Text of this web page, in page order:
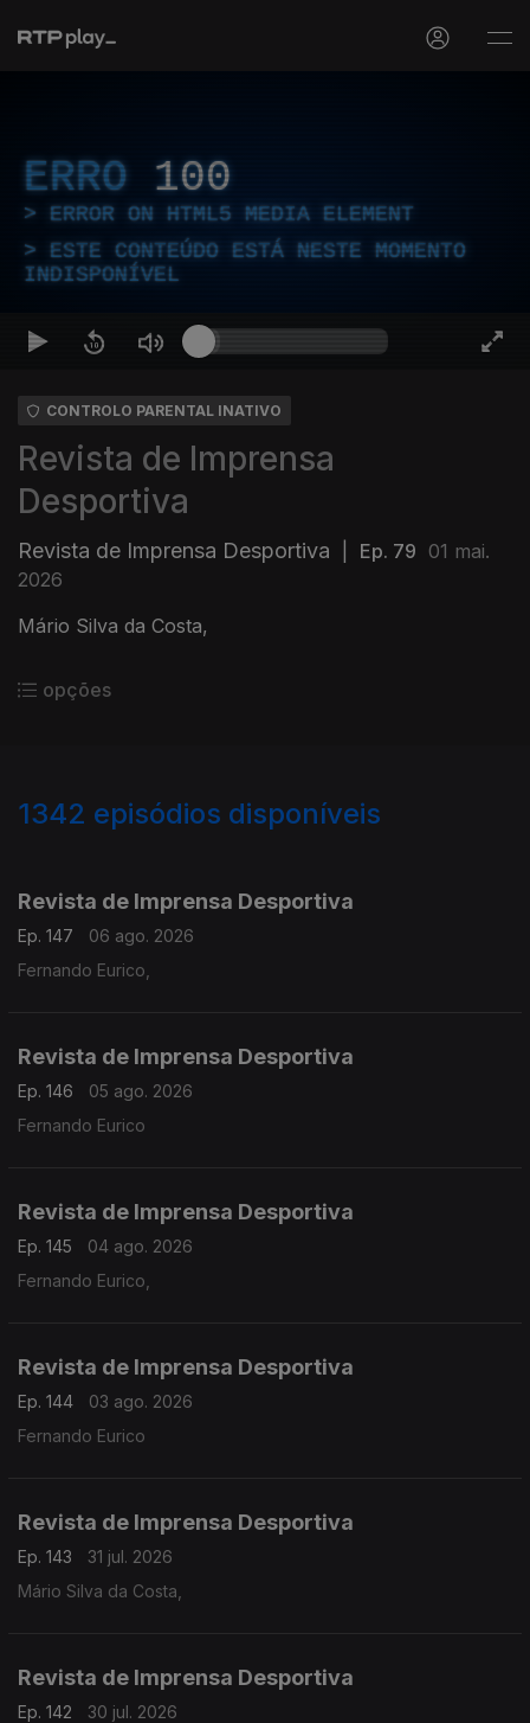
ERRO 100
ERROR ON HTML5 MEDIA ELEMENT
ESTE CONTEÚDO ESTÁ NESTE MOMENTO
INDISPONÍVEL
CONTROLO PARENTAL INATIVO
Revista de Imprensa
Desportiva
Revista de Imprensa Desportiva Ep. 79 01 mai.
2026
Mário Silva da Costa,
opções
1342 episódios disponíveis
Revista de Imprensa Desportiva
Ep. 147
06 ago. 2026
Fernando Eurico,
Revista de Imprensa Desportiva
Ep. 146
05 ago. 2026
Fernando Eurico
Revista de Imprensa Desportiva
Ep. 145
04 ago. 2026
Fernando Eurico,
Revista de Imprensa Desportiva
Ep. 144
03 ago. 2026
Fernando Eurico
Revista de Imprensa Desportiva
Ep. 143
31 jul. 2026
Mário Silva da Costa,
Revista de Imprensa Desportiva
Ep. 142
30 jul. 2026